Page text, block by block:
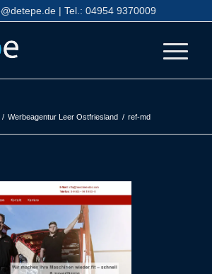
| Tel.:04954 9370009
/ Werbeagentur Leer Ostfriesland / ref-md